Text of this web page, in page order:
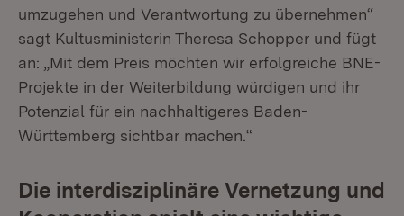
umzugehen und Verantwortung zu übernehmen“
sagt Kultusministerin Theresa Schopper und fügt
an: „Mit dem Preis möchten wir erfolgreiche BNE-
Projekte in der Weiterbildung würdigen und ihr
Potenzial für ein nachhaltigeres Baden-
Württemberg sichtbar machen.“
Die interdisziplinäre Vernetzung und